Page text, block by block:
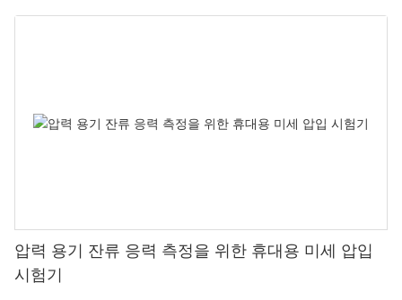
압력 용기 잔류 응력 측정을 위한 휴대용 미세 압입
시험기